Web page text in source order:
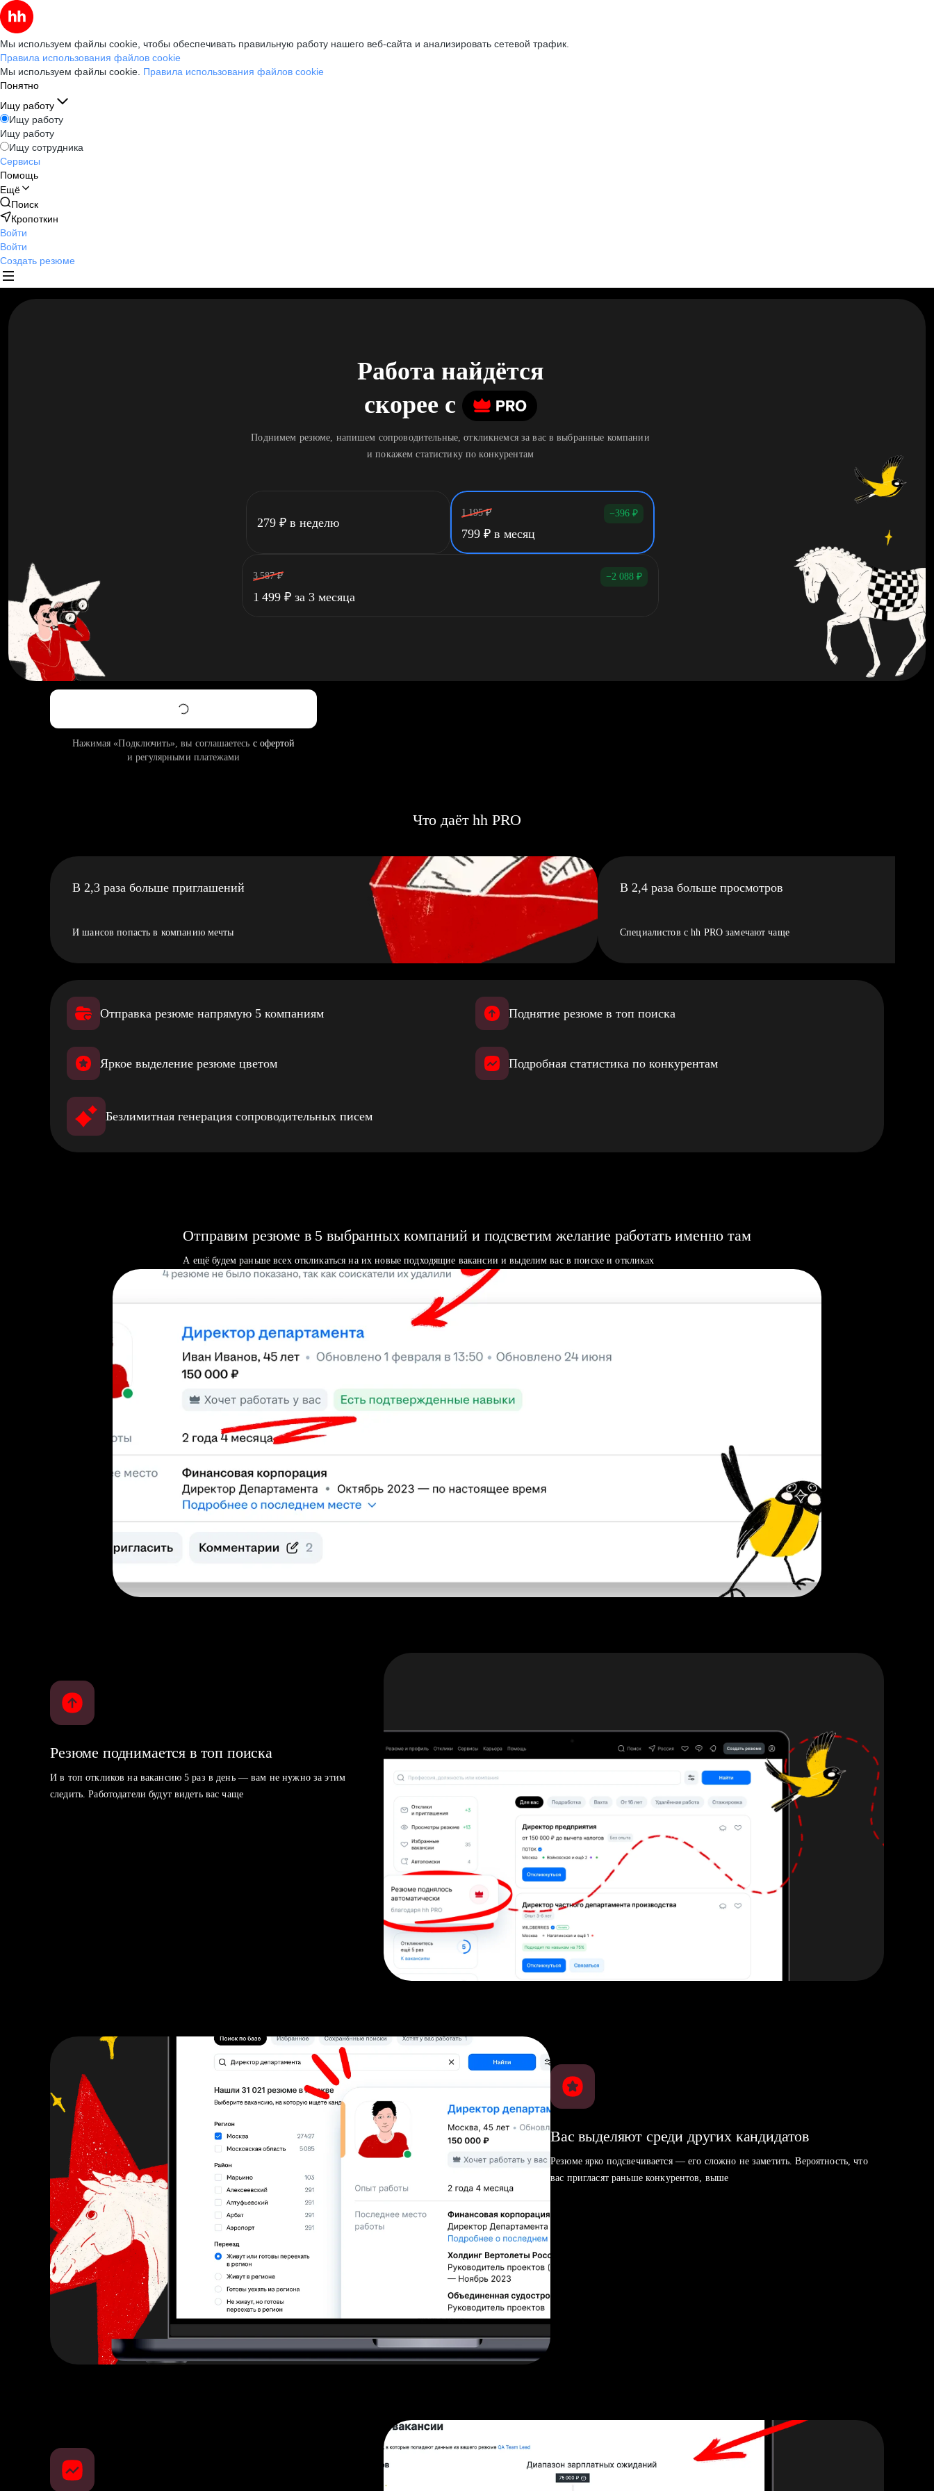
Мы используем файлы cookie, чтобы обеспечивать правильную работу нашего веб-сайта и анализировать сетевой трафик.
Правила использования файлов cookie
Мы используем файлы cookie. Правила использования файлов cookie
Понятно
Ищу работу
Ищу работу
Ищу работу
Ищу сотрудника
Сервисы
Помощь
Ещё
Поиск
Кропоткин
Войти
Войти
Создать резюме
Работа найдётся
скорее c
Поднимем резюме, напишем сопроводительные, откликнемся за вас в выбранные компании
и покажем статистику по конкурентам
279 ₽ в неделю
1 195 ₽ −396 ₽
799 ₽ в месяц
3 587 ₽ −2 088 ₽
1 499 ₽ за 3 месяца
Нажимая «Подключить», вы соглашаетесь с офертой
и регулярными платежами
Что даёт hh PRO
В 2,3 раза больше приглашений
И шансов попасть в компанию мечты
В 2,4 раза больше просмотров
Специалистов с hh PRO замечают чаще
Отправка резюме напрямую 5 компаниям Поднятие резюме в топ поиска
Яркое выделение резюме цветом Подробная статистика по конкурентам
Безлимитная генерация сопроводительных писем
Отправим резюме в 5 выбранных компаний и подсветим желание работать именно там
А ещё будем раньше всех откликаться на их новые подходящие вакансии и выделим вас в поиске и откликах
Резюме поднимается в топ поиска
И в топ откликов на вакансию 5 раз в день — вам не нужно за этим
следить. Работодатели будут видеть вас чаще
Вас выделяют среди других кандидатов
Резюме ярко подсвечивается — его сложно не заметить. Вероятность, что
вас пригласят раньше конкурентов, выше